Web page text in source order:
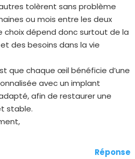
tolèrent sans problème
ou mois entre les deux
choix dépend donc surtout de la
des besoins dans la vie
que chaque œil bénéficie d’une
avec un implant
afin de restaurer une
stable.
Réponse